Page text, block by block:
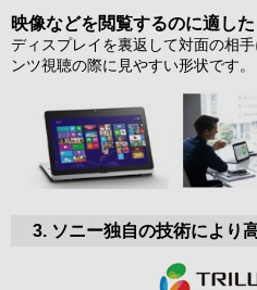
映像などを閲覧するのに適し
ディスプレイを裏返して対面の相
ンツ視聴の際に見やすい形状です。
3. ソニー独自の技術により